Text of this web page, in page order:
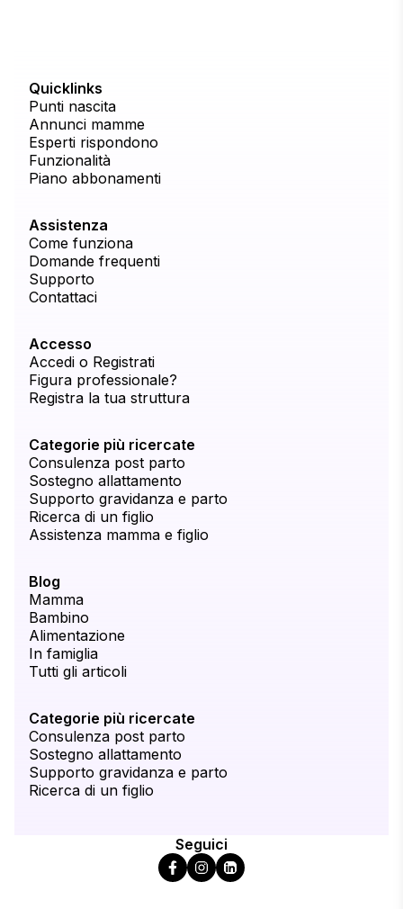
Quicklinks
Punti nascita
Annunci mamme
Esperti rispondono
Funzionalità
Piano abbonamenti
Assistenza
Come funziona
Domande frequenti
Supporto
Contattaci
Accesso
Accedi o Registrati
Figura professionale?
Registra la tua struttura
Categorie più ricercate
Consulenza post parto
Sostegno allattamento
Supporto gravidanza e parto
Ricerca di un figlio
Assistenza mamma e figlio
Blog
Mamma
Bambino
Alimentazione
In famiglia
Tutti gli articoli
Categorie più ricercate
Consulenza post parto
Sostegno allattamento
Supporto gravidanza e parto
Ricerca di un figlio
Seguici